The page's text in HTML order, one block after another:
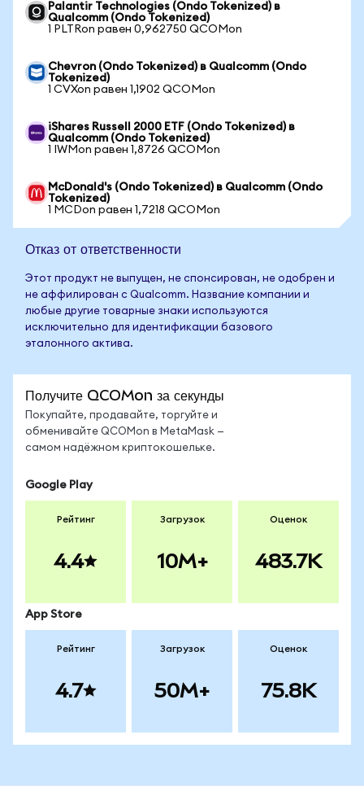
Palantir Technologies (Ondo Tokenized) в
Qualcomm (Ondo Tokenized)
1 PLTRon равен 0,962750 QCOMon
Chevron (Ondo Tokenized) в Qualcomm (Ondo
Tokenized)
1 CVXon равен 1,1902 QCOMon
iShares Russell 2000 ETF (Ondo Tokenized) в
Qualcomm (Ondo Tokenized)
1 IWMon равен 1,8726 QCOMon
McDonald's (Ondo Tokenized) в Qualcomm (Ondo
Tokenized)
1 MCDon равен 1,7218 QCOMon
Отказ от ответственности
Этот продукт не выпущен, не спонсирован, не одобрен и
не аффилирован с Qualcomm. Название компании и
любые другие товарные знаки используются
исключительно для идентификации базового
эталонного актива.
Получите QCOMon за секунды
Покупайте, продавайте, торгуйте и
обменивайте QCOMon в MetaMask —
самом надёжном криптокошельке.
Google Play
Рейтинг
4.4
Загрузок
10M+
Оценок
483.7K
App Store
Рейтинг
4.7
Загрузок
50M+
Оценок
75.8K